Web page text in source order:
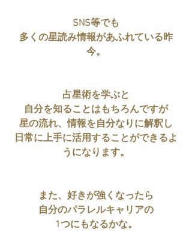
SNS等でも
多くの星読み情報があふれている昨
今。
占星術を学ぶと
自分を知ることはもちろんですが
星の流れ、情報を自分なりに解釈し
日常に上手に活用することができるよ
うになります。
また、好きが強くなったら
自分のパラレルキャリアの
1つにもなるかな。